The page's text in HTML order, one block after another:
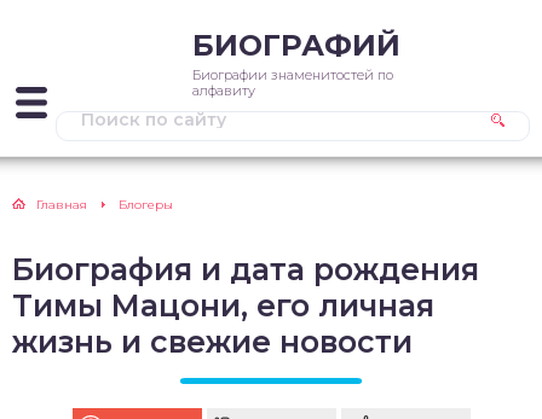
БИОГРАФИЙ
Биографии знаменитостей по
алфавиту
Главная Блогеры
Биография и дата рождения
Тимы Мацони, его личная
жизнь и свежие новости